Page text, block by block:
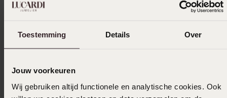
Toestemming Details Over
Jouw voorkeuren
Wij gebruiken altijd functionele en analytische cookies. Ook